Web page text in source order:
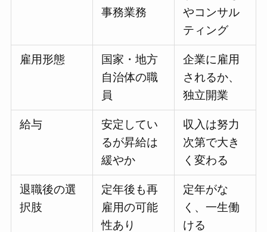
事務業務
やコンサル
ティング
雇用形態
国家・地方
自治体の職
員
企業に雇用
されるか、
独立開業
給与
安定してい
るが昇給は
緩やか
収入は努力
次第で大き
く変わる
退職後の選
択肢
定年後も再
雇用の可能
性あり
定年がな
く、一生働
ける